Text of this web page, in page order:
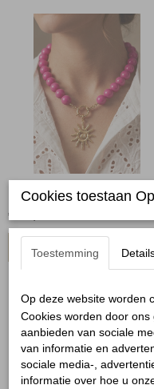
Kralenketting fuchsia
€ 14,95
In winkelwagen
DIY sieraden
Cookies toestaan
Toestemming
Op deze website worden
Cookies worden door
aanbieden van sociale
van informatie en
sociale media-,
informatie over hoe u